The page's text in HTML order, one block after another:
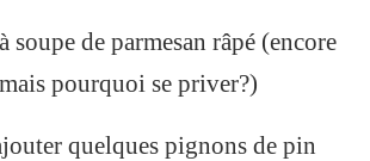
soupe de parmesan râpé (encore
pourquoi se priver?)
quelques pignons de pin